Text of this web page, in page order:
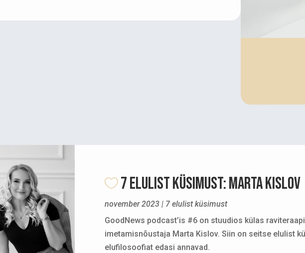
7 ELULIST KÜSIMUST: Marta Kislov
november 2023| 7 elulist küsimust
GoodNews podcast’is #6 on stuudios külas
imetamisnõustaja Marta Kislov. Siin on seitse elulist
elufilosoofiat edasi annavad.